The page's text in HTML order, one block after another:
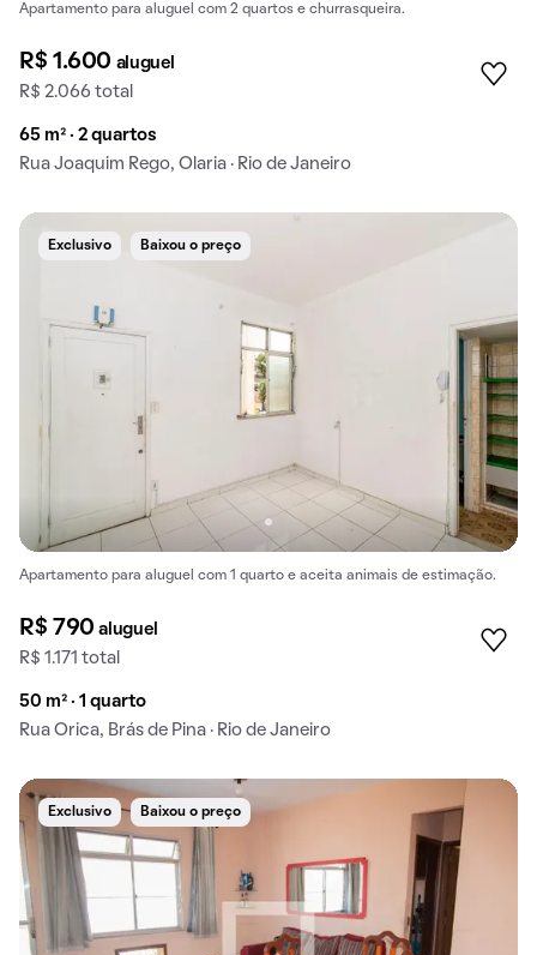
Apartamento para aluguel com 2 quartos e churrasqueira.
R$ 1.600 aluguel
R$ 2.066 total
65 m² · 2 quartos
Rua Joaquim Rego, Olaria · Rio de Janeiro
Exclusivo Baixou o preço
Apartamento para aluguel com 1 quarto e aceita animais de estimação.
R$ 790aluguel
R$ 1.171 total
50 m² · 1 quarto
Rua Orica, Brás de Pina · Rio de Janeiro
Exclusivo Baixou o preço